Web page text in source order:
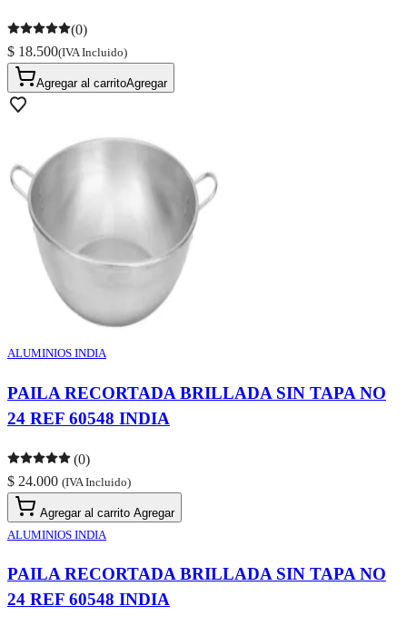
(0)
$ 18.500(IVA Incluido)
Agregar al carritoAgregar
ALUMINIOS INDIA
PAILA RECORTADA BRILLADA SIN TAPA NO
24 REF 60548 INDIA
(0)
$ 24.000 (IVA Incluido)
Agregar al carrito Agregar
ALUMINIOS INDIA
PAILA RECORTADA BRILLADA SIN TAPA NO
24 REF 60548 INDIA